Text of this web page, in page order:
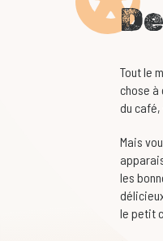
Tout le
chose à
du
Mais
les
le petit